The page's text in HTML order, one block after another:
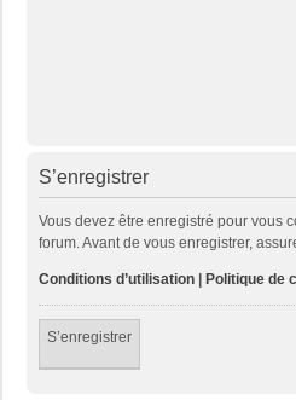
S’enregistrer
Vous devez être enregistré pour vous
forum. Avant de vous enregistrer,
Conditions d’utilisation | Politique de
S’enregistrer